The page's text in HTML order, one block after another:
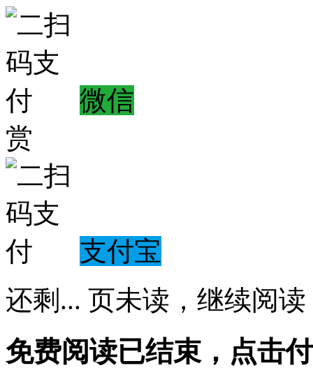
微信
赏
支付宝
还剩 ... 页未读， 继续阅读
免费阅读已结束，点击